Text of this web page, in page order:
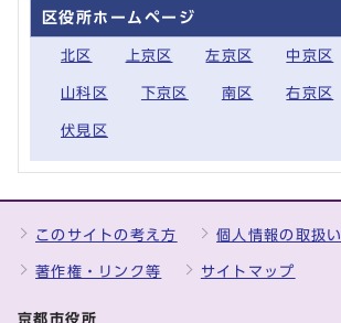
区役所ホームページ
北区 上京区 左京区 中京区
山科区 下京区 南区 右京区
伏見区
このサイトの考え方 個人情報の取扱い
著作権・リンク等 サイトマップ
京都市役所